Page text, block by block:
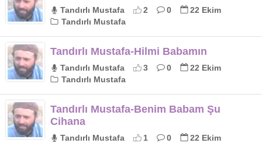
Tandırlı Mustafa 2 0
22 Ekim
Tandırlı Mustafa
Tandırlı Mustafa-Hilmi Babamın
Tandırlı Mustafa 3 0
22 Ekim
Tandırlı Mustafa
Tandırlı Mustafa-Benim Babam Şu
Cihana
Tandırlı Mustafa 1 0
22 Ekim